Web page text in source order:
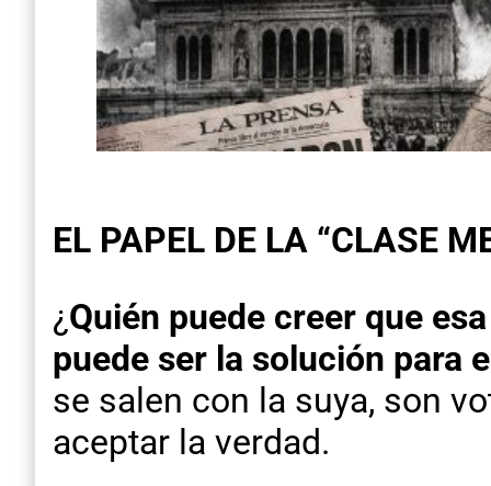
EL PAPEL DE LA “CLASE
¿Quién puede creer que
puede ser la solución para
se salen con la suya, son
aceptar la verdad.